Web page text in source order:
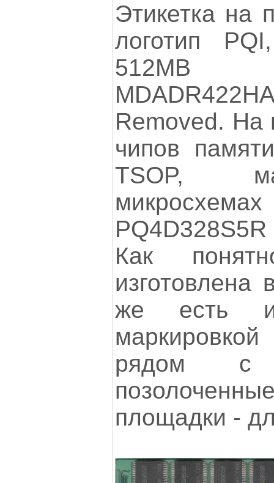
Этикетка на
логотип
512MB
Removed. На
чипов
TSOP,
Как
изготовлена
же есть
рядом с
площадки -